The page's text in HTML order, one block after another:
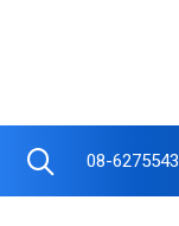
08-6275543